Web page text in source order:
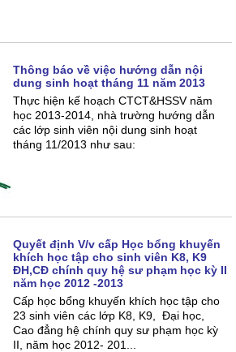
Thông báo về việc hướng dẫn nội
dung sinh hoạt tháng 11 năm 2013
Thực hiện kế hoạch CTCT&HSSV năm
học 2013-2014, nhà trường hướng dẫn
các lớp sinh viên nội dung sinh hoạt
tháng 11/2013 như sau:
Quyết định V/v cấp Học bổng khuyến
khích học tập cho sinh viên K8, K9
ĐH,CĐ chính quy hệ sư phạm học kỳ II
năm học 2012 -2013
Cấp học bổng khuyến khích học tập cho
23 sinh viên các lớp K8, K9, Đại học,
Cao đẳng hệ chính quy sư phạm học kỳ
II, năm học 2012- 201...